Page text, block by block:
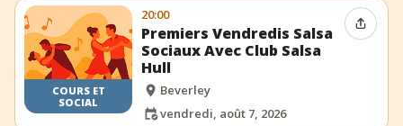
COURS ET
SOCIAL
20:00
Premiers Vendredis Salsa
Sociaux Avec Club Salsa
Hull
Beverley
vendredi, août 7, 2026